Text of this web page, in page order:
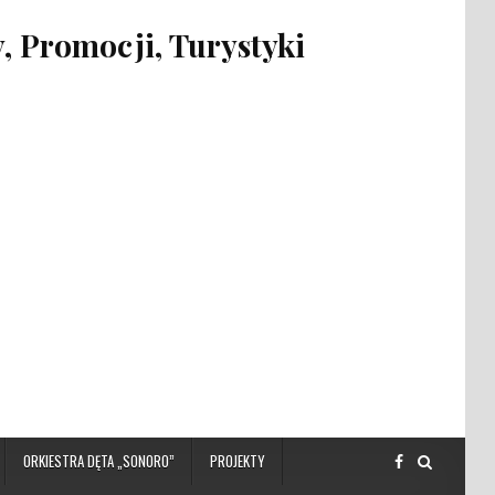
Promocji, Turystyki
ORKIESTRA DĘTA „SONORO” PROJEKTY